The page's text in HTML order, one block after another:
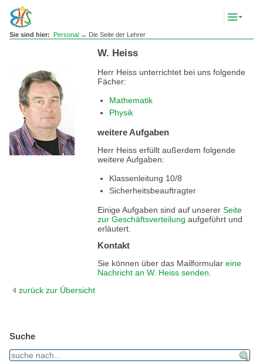
Sie sind hier: Personal→ Die Seite der Lehrer
W. Heiss
Herr Heiss unterrichtet bei uns folgende
Fächer:
Mathematik
Physik
weitere Aufgaben
Herr Heiss erfüllt außerdem folgende
weitere Aufgaben:
Klassenleitung 10/8
Sicherheitsbeauftragter
Einige Aufgaben sind auf unserer Seite
zur Geschäftsverteilung aufgeführt und
erläutert.
Kontakt
Sie können über das Mailformular eine
Nachricht an W. Heiss senden.
zurück zur Übersicht
Suche